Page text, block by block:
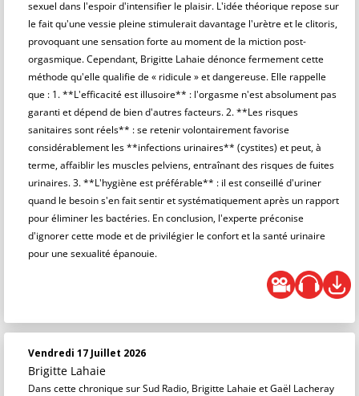
sexuel dans l'espoir d'intensifier le plaisir. L'idée théorique repose sur
le fait qu'une vessie pleine stimulerait davantage l'urètre et le clitoris,
provoquant une sensation forte au moment de la miction post-
orgasmique. Cependant, Brigitte Lahaie dénonce fermement cette
méthode qu'elle qualifie de « ridicule » et dangereuse. Elle rappelle
que : 1. **L'efficacité est illusoire** : l'orgasme n'est absolument pas
garanti et dépend de bien d'autres facteurs. 2. **Les risques
sanitaires sont réels** : se retenir volontairement favorise
considérablement les **infections urinaires** (cystites) et peut, à
terme, affaiblir les muscles pelviens, entraînant des risques de fuites
urinaires. 3. **L'hygiène est préférable** : il est conseillé d'uriner
quand le besoin s'en fait sentir et systématiquement après un rapport
pour éliminer les bactéries. En conclusion, l'experte préconise
d'ignorer cette mode et de privilégier le confort et la santé urinaire
pour une sexualité épanouie.
Vendredi 17 Juillet 2026
Brigitte Lahaie
Dans cette chronique sur Sud Radio, Brigitte Lahaie et Gaël Lacheray